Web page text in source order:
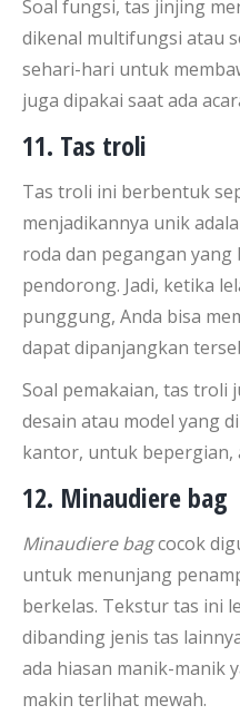
Soal fungsi, tas jinjing
dikenal multifungsi atau
sehari-hari untuk
juga dipakai saat ada
11. Tas troli
Tas troli ini berbentuk
menjadikannya unik
roda dan pegangan
pendorong. Jadi, ketika
punggung, Anda bisa
dapat dipanjangkan
Soal pemakaian, tas
desain atau model yang
kantor, untuk bepergian,
12. Minaudiere bag
Minaudiere bagcocok
untuk menunjang
berkelas. Tekstur tas ini
dibanding jenis tas
ada hiasan manik-manik
makin terlihat mewah.